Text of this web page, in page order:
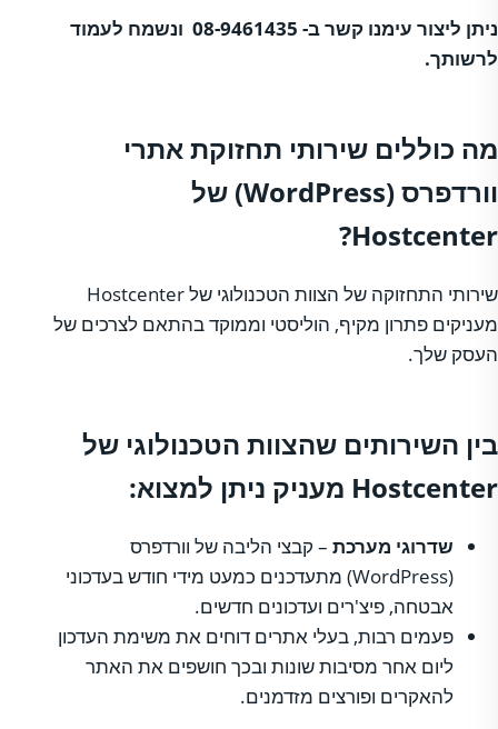
ניתן ליצור עימנו קשר ב- 08-9461435 ונשמח לעמוד
לרשותך.
מה כוללים שירותי תחזוקת אתרי
וורדפרס (WordPress) של
Hostcenter
?
שירותי התחזוקה של הצוות הטכנולוגי של Hostcenter
מעניקים פתרון מקיף, הוליסטי וממוקד בהתאם לצרכים של
העסק שלך.
בין השירותים שהצוות הטכנולוגי של
Hostcenter מעניק ניתן למצוא:
שדרוגי מערכת – קבצי הליבה של וורדפרס
(WordPress) מתעדכנים כמעט מידי חודש בעדכוני
אבטחה, פיצ'רים ועדכונים חדשים.
פעמים רבות, בעלי אתרים דוחים את משימת העדכון
ליום אחר מסיבות שונות ובכך חושפים את האתר
להאקרים ופורצים מזדמנים.